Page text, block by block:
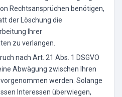
Rechtsansprüchen benötigen,
der Löschung die
Ihrer
zu verlangen.
nach Art. 21 Abs. 1 DSGVO
Abwägung zwischen Ihren
werden. Solange
Interessen überwiegen,